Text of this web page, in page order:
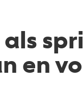
en